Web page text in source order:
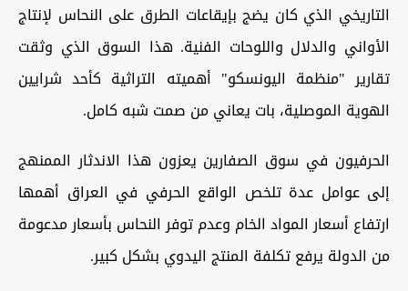
التاريخي الذي كان يضج بإيقاعات الطرق على النحاس لإنتاج
الأواني والدلال واللوحات الفنية. هذا السوق الذي وثقت
تقارير "منظمة اليونسكو" أهميته التراثية كأحد شرايين
الهوية الموصلية، بات يعاني من صمت شبه كامل.
الحرفيون في سوق الصفارين يعزون هذا الاندثار الممنهج
إلى عوامل عدة تلخص الواقع الحرفي في العراق أهمها
ارتفاع أسعار المواد الخام وعدم توفر النحاس بأسعار مدعومة
من الدولة يرفع تكلفة المنتج اليدوي بشكل كبير.